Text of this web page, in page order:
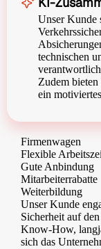
Unser Kunde
technischen
Zudem
ein
Firmenwagen
Flexible
Gute Anbindung
Mitarbeiterrabatte
Weiterbildung
Unser Kunde
Sicherheit auf
Know-How,
sich das